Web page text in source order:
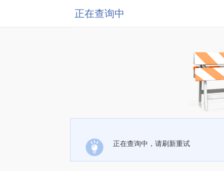
正在查询中
正在查询中，请刷新重试